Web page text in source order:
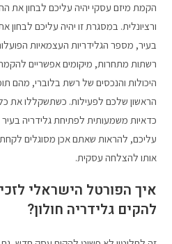
הקמת מיזם עסקי יהיה עליכם לבחון את
ורציונלית. במסגרת זו יהיה עליכם לבחון
בעיר, מספר הגלידריות העצמאיות
רשתות מתחרות, מיקומים אפשריים
היכולות והנכסים של רשת בלוברי, מהם
הראשון שלכם לפעילות. כשתשקללו את
כדאיות משמעותית לפתיחת גלידריה בעיר
עליכם, להראות שאתם אכן מסוגלים לקחת
אותו להצלחה עסקית.
איך הפורטל הישראלי
להקים גלידריה חולון?